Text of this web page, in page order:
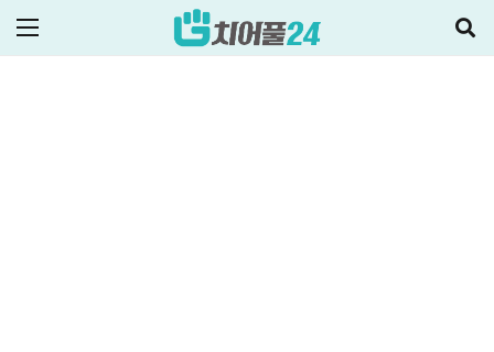
2026-06-02 비상금대출·금융정보